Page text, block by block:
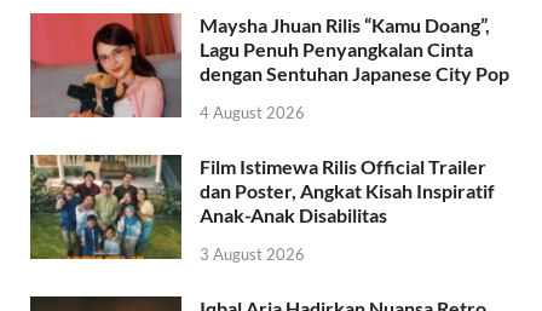
Maysha Jhuan Rilis “Kamu Doang”,
Lagu Penuh Penyangkalan Cinta
dengan Sentuhan Japanese City Pop
4 August 2026
Film Istimewa Rilis Official Trailer
dan Poster, Angkat Kisah Inspiratif
Anak-Anak Disabilitas
3 August 2026